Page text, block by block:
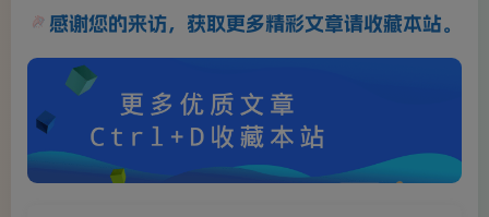
感谢您的来访，获取更多精彩文章请收藏本站。